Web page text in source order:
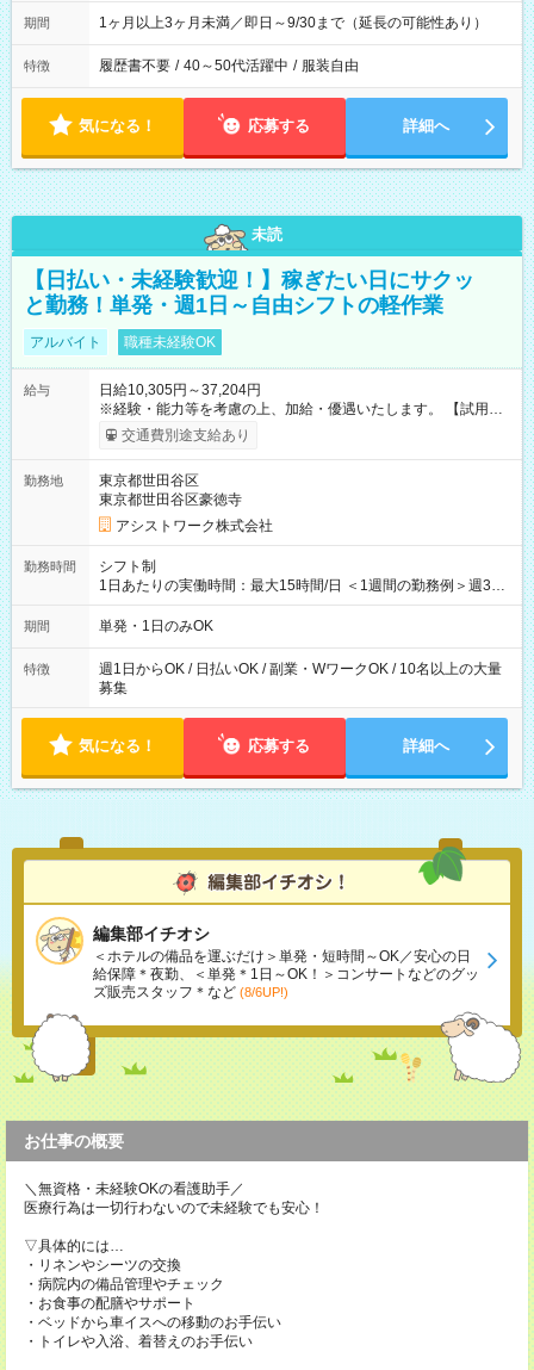
期間 1ヶ月以上3ヶ月未満／即日～9/30まで（延長の可能性あり）
特徴 履歴書不要 / 40～50代活躍中 / 服装自由
気になる！ 応募する 詳細へ
未読
【日払い・未経験歓迎！】稼ぎたい日にサクッ
と勤務！単発・週1日～自由シフトの軽作業
アルバイト 職種未経験OK
給与
日給10,305円～37,204円
※経験・能力等を考慮の上、加給・優遇いたします。 【試用期
間】試用期間なし
交通費別途支給あり
勤務地
東京都世田谷区
東京都世田谷区豪徳寺
アシストワーク株式会社
勤務時間
シフト制
1日あたりの実働時間：最大15時間/日 ＜1週間の勤務例＞週3回
勤務 勤務：月・水・金 休み：火・木・土・日 好きな時にお仕事
可能です！ ※1日あたりの最大実働時間は日勤、夜勤共に勤務し
期間 単発・1日のみOK
特徴
週1日からOK / 日払いOK / 副業・WワークOK / 10名以上の大量
募集
気になる！ 応募する 詳細へ
編集部イチオシ
＜ホテルの備品を運ぶだけ＞単発・短時間～OK／安心の日
給保障＊夜勤、＜単発＊1日～OK！＞コンサートなどのグッ
ズ販売スタッフ＊など (8/6UP!)
お仕事の概要
＼無資格・未経験OKの看護助手／
医療行為は一切行わないので未経験でも安心！
▽具体的には…
・リネンやシーツの交換
・病院内の備品管理やチェック
・お食事の配膳やサポート
・ベッドから車イスへの移動のお手伝い
・トイレや入浴、着替えのお手伝い